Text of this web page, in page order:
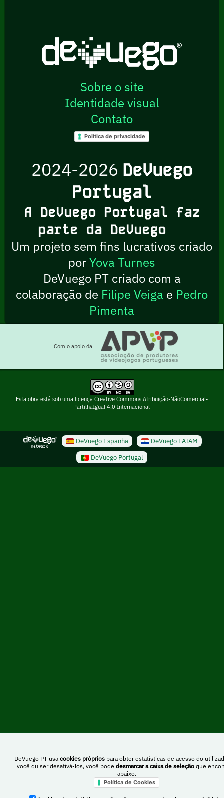
DeVuego PT usa cookies própriospara obter estatísticas de acesso do
você quiser desativá-los, você pode desmarcar a caixa de seleçãoque
abaixo.
Política de Cookies
Sobre o site
Identidade visual
Contato
Política de privacidade
2024-2026 DeVuego
Portugal
A DeVuego Portugal faz
parte da DeVuego
Um projeto sem fins lucrativos criado
porYova Turnes
DeVuego PT criado com a
colaboração de Filipe Veiga e Pedro
Pimenta
Com o apoio da
Esta obra está sob uma licença Creative Commons Atribuição-NãoComercial-
PartilhaIgual 4.0 Internacional
DeVuego Espanha
DeVuego LATAM
DeVuego Portugal